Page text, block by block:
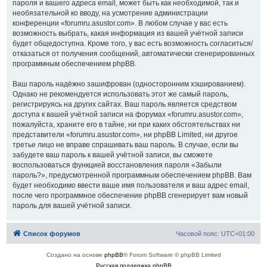
пароля и вашего адреса email, может быть как необходимой, так и
необязательной ко вводу, на усмотрение администрации
конференции «forumru.asustor.com». В любом случае у вас есть
возможность выбрать, какая информация из вашей учётной записи
будет общедоступна. Кроме того, у вас есть возможность согласиться/
отказаться от получения сообщений, автоматически сгенерированных
программным обеспечением phpBB.
Ваш пароль надёжно зашифрован (односторонним хэшированием).
Однако не рекомендуется использовать этот же самый пароль,
регистрируясь на других сайтах. Ваш пароль является средством
доступа к вашей учётной записи на форумах «forumru.asustor.com»,
пожалуйста, храните его в тайне, ни при каких обстоятельствах ни
представители «forumru.asustor.com», ни phpBB Limited, ни другое
третье лицо не вправе спрашивать ваш пароль. В случае, если вы
забудете ваш пароль к вашей учётной записи, вы сможете
воспользоваться функцией восстановления пароля «Забыли
пароль?», предусмотренной программным обеспечением phpBB. Вам
будет необходимо ввести ваше имя пользователя и ваш адрес email,
после чего программное обеспечение phpBB сгенерирует вам новый
пароль для вашей учётной записи.
Список форумов Часовой пояс: UTC+01:00
Создано на основе phpBB® Forum Software © phpBB Limited
Русская поддержка phpBB